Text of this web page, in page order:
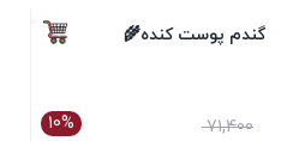
گندم پوست کنده🌾
10% 71,400